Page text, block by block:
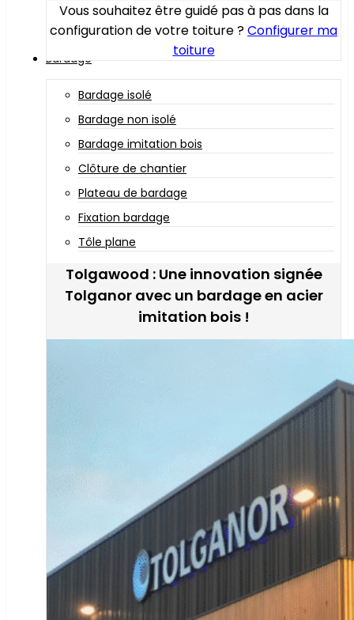
Vous souhaitez être guidé pas à pas dans la
configuration de votre toiture ?Configurer ma
toiture
Bardage
Bardage isolé
Bardage non isolé
Bardage imitation bois
Clôture de chantier
Plateau de bardage
Fixation bardage
Tôle plane
Tolgawood : Une innovation signée
Tolganor avec un bardage en acier
imitation bois !